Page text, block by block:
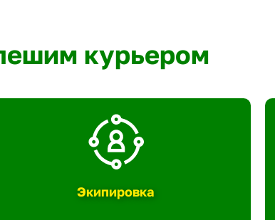
курьером
Экипировка